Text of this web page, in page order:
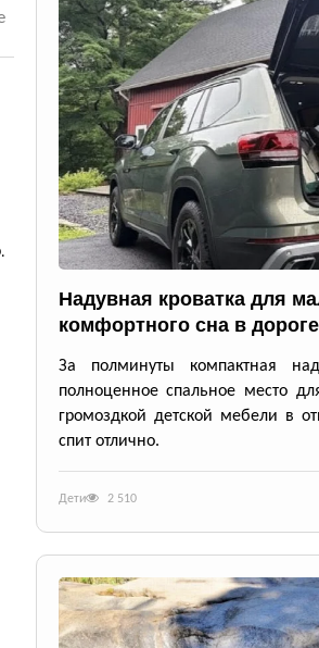
Надувная кроватка для
комфортного сна в дороге
За полминуты компактная
полноценное спальное место
громоздкой детской мебели в
спит отлично.
Дети 2 510